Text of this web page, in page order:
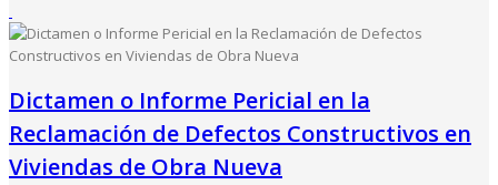
Dictamen o Informe Pericial en la
Reclamación de Defectos Constructivos en
Viviendas de Obra Nueva